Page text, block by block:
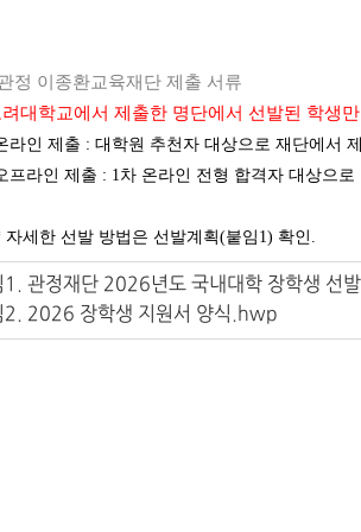
정 이종환교육재단 제출 서류
려대학교에서 제출한 명단에서 선발된 학생
라인 제출 : 대학원 추천자 대상으로 재단에서
프라인 제출 : 1차 온라인 전형 합격자 대상으
세한 선발 방법은 선발계획(붙임1) 확인.
1. 관정재단 2026년도 국내대학 장학생 선
2. 2026 장학생 지원서 양식.hwp